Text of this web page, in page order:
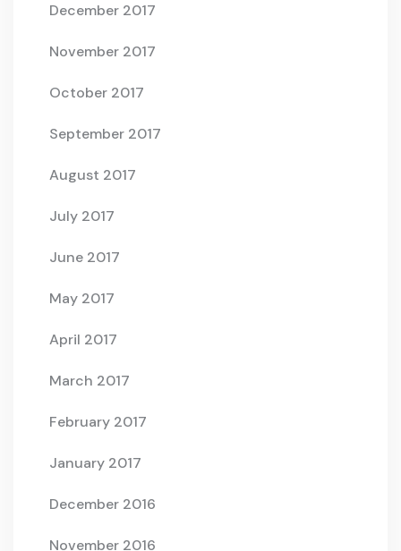
December 2017
November 2017
October 2017
September 2017
August 2017
July 2017
June 2017
May 2017
April 2017
March 2017
February 2017
January 2017
December 2016
November 2016